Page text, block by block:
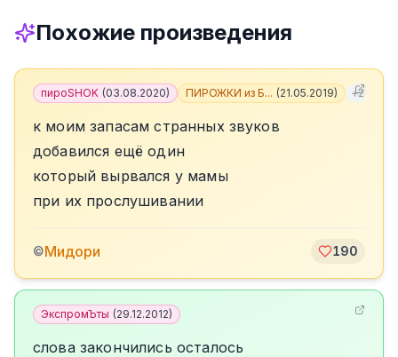
Похожие произведения
пироSHOK (03.08.2020) ПИРОЖКИ из Б... (21.05.2019) +2
к моим запасам странных звуков
добавился ещё один
который вырвался у мамы
при их прослушивании
©Мидори 190
ЭкспромЪты (29.12.2012)
слова закончились осталось